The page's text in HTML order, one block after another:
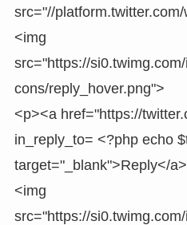
src="//
<img
src="https://
cons/reply_hover.png">
<p><a href="https://
in_reply_to= <?php echo
target="_blank">Reply</
<img
src="https://